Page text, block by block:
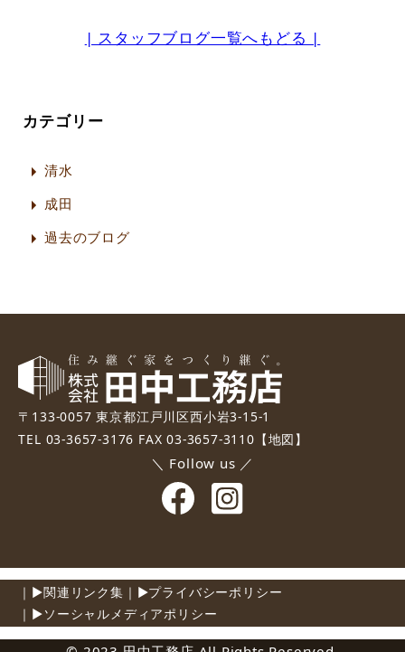
| スタッフブログ一覧へもどる |
カテゴリー
清水
成田
過去のブログ
〒133-0057 東京都江戸川区西小岩3-15-1
TEL 03-3657-3176 FAX 03-3657-3110 【地図】
＼ Follow us ／
関連リンク集
プライバシーポリシー
ソーシャルメディアポリシー